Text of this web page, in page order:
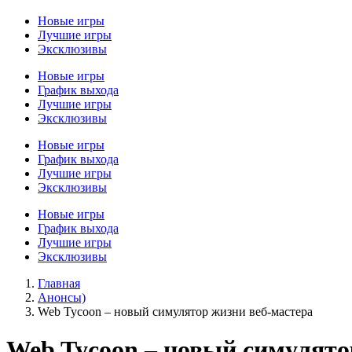
Новые игры
Лучшие игры
Эксклюзивы
Новые игры
График выхода
Лучшие игры
Эксклюзивы
Новые игры
График выхода
Лучшие игры
Эксклюзивы
Новые игры
График выхода
Лучшие игры
Эксклюзивы
Главная
Анонсы)
Web Tycoon – новый симулятор жизни веб-мастера